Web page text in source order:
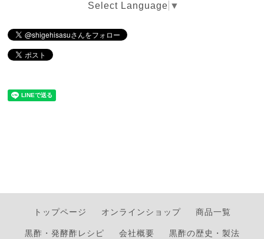
Select Language ▼
トップページ オンラインショップ 商品一覧
黒酢・発酵酢レシピ 会社概要 黒酢の歴史・製法